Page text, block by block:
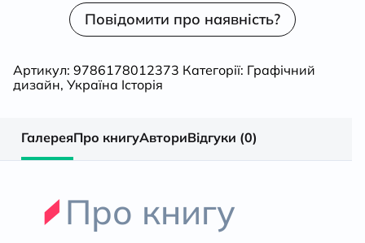
Повідомити про наявність?
Артикул: 9786178012373 Категорії: Графічний
дизайн, Україна Історія
ГалереяПро книгуАвториВідгуки (0)
Про книгу